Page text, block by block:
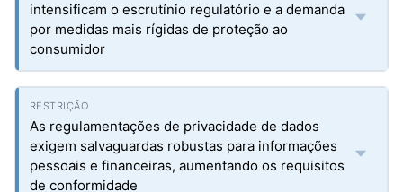
intensificam o escrutínio regulatório e a demanda
por medidas mais rígidas de proteção ao
consumidor
As regulamentações de privacidade de dados
exigem salvaguardas robustas para informações
pessoais e financeiras, aumentando os requisitos
de conformidade